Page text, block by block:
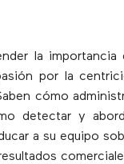
la importancia
por la
cómo
detectar y
a su equipo